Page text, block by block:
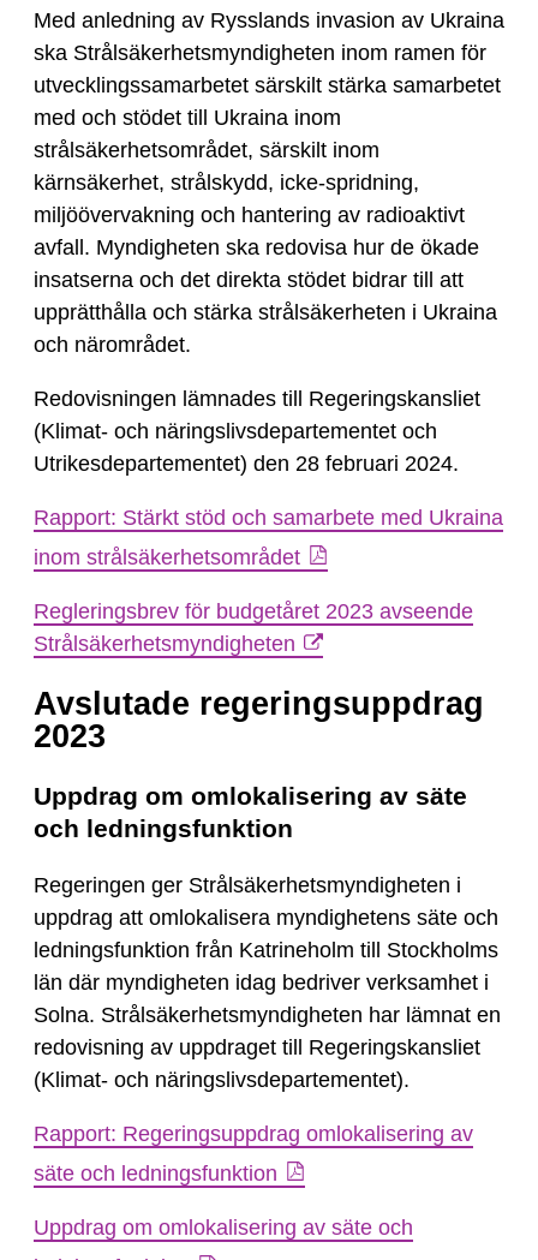
Med anledning av Rysslands invasion av Ukraina
ska Strålsäkerhetsmyndigheten inom ramen för
utvecklingssamarbetet särskilt stärka samarbetet
med och stödet till Ukraina inom
strålsäkerhetsområdet, särskilt inom
kärnsäkerhet, strålskydd, icke-spridning,
miljöövervakning och hantering av radioaktivt
avfall. Myndigheten ska redovisa hur de ökade
insatserna och det direkta stödet bidrar till att
upprätthålla och stärka strålsäkerheten i Ukraina
och närområdet.
Redovisningen lämnades till Regeringskansliet
(Klimat- och näringslivsdepartementet och
Utrikesdepartementet) den 28 februari 2024.
Rapport: Stärkt stöd och samarbete med Ukraina
inom strålsäkerhetsområdet
Regleringsbrev för budgetåret 2023 avseende
Strålsäkerhetsmyndigheten
Avslutade regeringsuppdrag
2023
Uppdrag om omlokalisering av säte
och ledningsfunktion
Regeringen ger Strålsäkerhetsmyndigheten i
uppdrag att omlokalisera myndighetens säte och
ledningsfunktion från Katrineholm till Stockholms
län där myndigheten idag bedriver verksamhet i
Solna. Strålsäkerhetsmyndigheten har lämnat en
redovisning av uppdraget till Regeringskansliet
(Klimat- och näringslivsdepartementet).
Rapport: Regeringsuppdrag omlokalisering av
säte och ledningsfunktion
Uppdrag om omlokalisering av säte och